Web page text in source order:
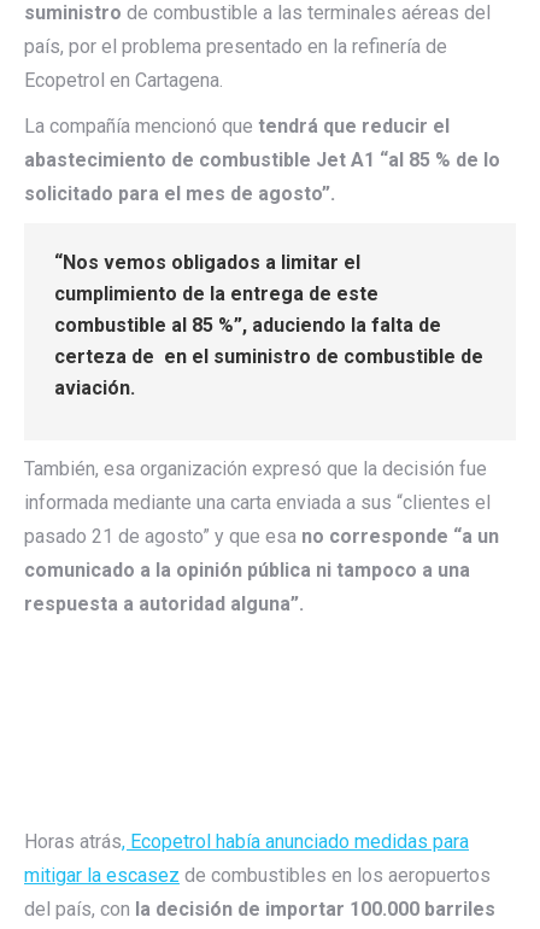
suministro de combustible a las terminales aéreas del
país, por el problema presentado en la refinería de
Ecopetrol en Cartagena.
La compañía mencionó que tendrá que reducir el
abastecimiento de combustible Jet A1 “al 85 % de lo
solicitado para el mes de agosto”.
“Nos vemos obligados a limitar el
cumplimiento de la entrega de este
combustible al 85 %”, aduciendo la falta de
certeza de en el suministro de combustible de
aviación.
También, esa organización expresó que la decisión fue
informada mediante una carta enviada a sus “clientes el
pasado 21 de agosto” y que esa no corresponde “a un
comunicado a la opinión pública ni tampoco a una
respuesta a autoridad alguna”.
Horas atrás, Ecopetrol había anunciado medidas para
mitigar la escasez de combustibles en los aeropuertos
del país, con la decisión de importar 100.000 barriles